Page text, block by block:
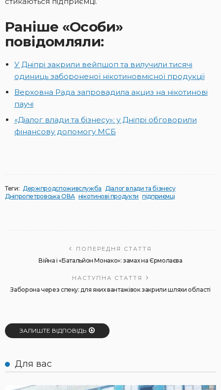
Раніше «Особи»
повідомляли:
У Дніпрі закрили вейпшоп та вилучили тисячі
одиниць забороненої нікотиновмісної продукції
Верховна Рада запровадила акциз на нікотинові
паучі
«Діалог влади та бізнесу»: у Дніпрі обговорили
фінансову допомогу МСБ
Теги: Держпродспоживслужба Діалог влади та бізнесу
Дніпропетровська ОВА нікотинові продукти підприємці
ПОПЕРЕДНЯ СТАТТЯ
Війна і «Батальйон Монако»: замах на Єрмолаєва
НАСТУПНА СТАТТЯ
Заборона через спеку: для яких вантажівок закрили шляхи області
ЗАЛИШТЕ ВІДПОВІДЬ
Для вас